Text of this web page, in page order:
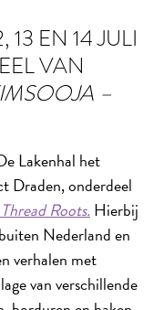
13 EN 14 JULI
VAN
–
Lakenhal het
Draden, onderdeel
Roots.Hierbij
Nederland en
verhalen met
van verschillende